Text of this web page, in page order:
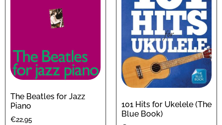
The Beatles for Jazz
Piano
€22,95
101 Hits for Ukelele (The
Blue Book)